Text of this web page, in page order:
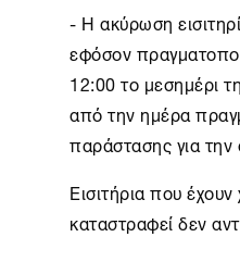
- Η ακύρωση
εφόσον
12:00 το μεσημέρι
από την ημέρα
παράστασης για
Εισιτήριαπου έχουν
καταστραφεί δεν